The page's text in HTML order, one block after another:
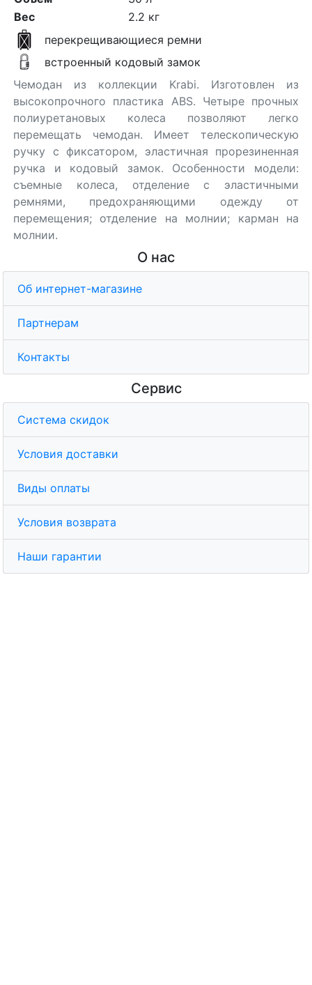
Вес
2.2 кг
перекрещивающиеся ремни
встроенный кодовый замок
Чемодан из коллекции Krabi. Изготовлен из
высокопрочного пластика ABS. Четыре прочных
полиуретановых колеса позволяют легко
перемещать чемодан. Имеет телескопическую
ручку с фиксатором, эластичная прорезиненная
ручка и кодовый замок. Особенности модели:
съемные колеса, отделение с эластичными
ремнями, предохраняющими одежду от
перемещения; отделение на молнии; карман на
молнии.
О нас
Об интернет-магазине
Партнерам
Контакты
Сервис
Система скидок
Условия доставки
Виды оплаты
Условия возврата
Наши гарантии